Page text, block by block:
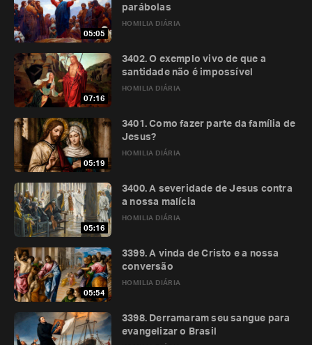
05:05
HOMILIA DIÁRIA
parábolas
07:16
HOMILIA DIÁRIA
3402. O exemplo vivo de que a
santidade não é impossível
05:19
HOMILIA DIÁRIA
3401. Como fazer parte da família de
Jesus?
05:16
HOMILIA DIÁRIA
3400. A severidade de Jesus contra
a nossa malícia
05:54
HOMILIA DIÁRIA
3399. A vinda de Cristo e a nossa
conversão
3398. Derramaram seu sangue para
evangelizar o Brasil